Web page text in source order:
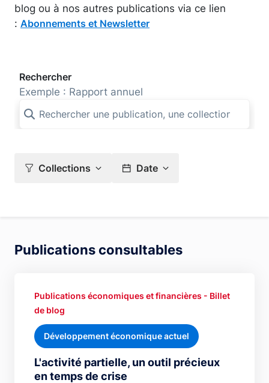
blog ou à nos autres publications via ce lien
: Abonnements et Newsletter
Rechercher
Exemple : Rapport annuel
Collections Date
Publications consultables
L'activité partielle, un outil précieux
en temps de crise
Publications économiques et financières - Billet
de blog
Développement économique actuel